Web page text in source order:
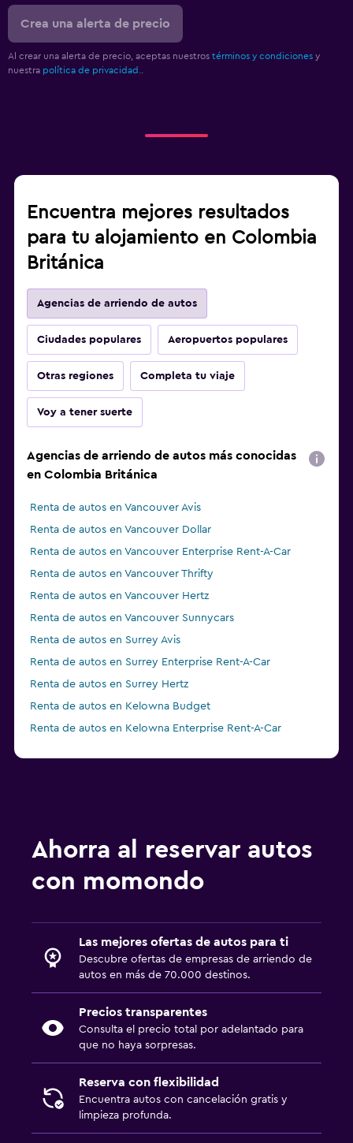
Crea una alerta de precio
Al crear una alerta de precio, aceptas nuestros términos y condiciones y
nuestra política de privacidad..
Encuentra mejores resultados
para tu alojamiento en Colombia
Británica
Agencias de arriendo de autos
Ciudades populares Aeropuertos populares
Otras regiones Completa tu viaje
Voy a tener suerte
Agencias de arriendo de autos más conocidas
en Colombia Británica
Renta de autos en Vancouver Avis
Renta de autos en Vancouver Dollar
Renta de autos en Vancouver Enterprise Rent-A-Car
Renta de autos en Vancouver Thrifty
Renta de autos en Vancouver Hertz
Renta de autos en Vancouver Sunnycars
Renta de autos en Surrey Avis
Renta de autos en Surrey Enterprise Rent-A-Car
Renta de autos en Surrey Hertz
Renta de autos en Kelowna Budget
Renta de autos en Kelowna Enterprise Rent-A-Car
Ahorra al reservar autos
con momondo
Las mejores ofertas de autos para ti
Descubre ofertas de empresas de arriendo de
autos en más de 70.000 destinos.
Precios transparentes
Consulta el precio total por adelantado para
que no haya sorpresas.
Reserva con flexibilidad
Encuentra autos con cancelación gratis y
limpieza profunda.